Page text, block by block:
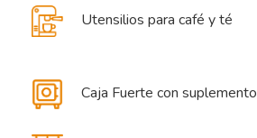
Utensilios para café y té
Caja Fuerte con suplemento